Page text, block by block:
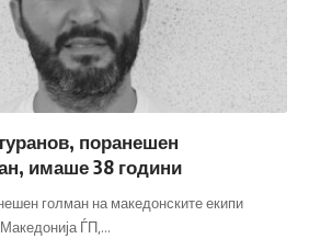
поранешен
имаше 38 години
голман на македонските екипи
ЃП, …